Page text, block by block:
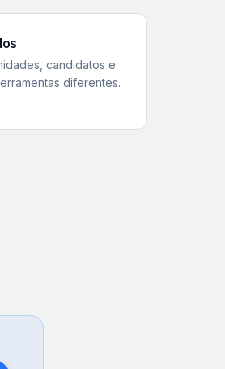
candidatos e
diferentes.